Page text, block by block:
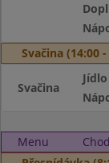
Svačina (14:00 -
Svačina
Jídlo
Menu Chod